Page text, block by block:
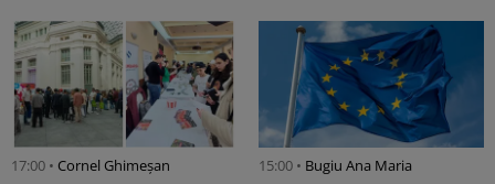
17:00 • Cornel Ghimeșan 15:00 • Bugiu ⁠Ana Maria